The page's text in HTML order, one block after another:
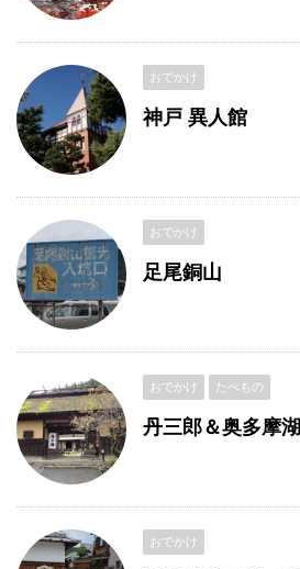
おでかけ
神戸 異人館
おでかけ
足尾銅山
おでかけ たべもの
丹三郎＆奥多摩湖
おでかけ